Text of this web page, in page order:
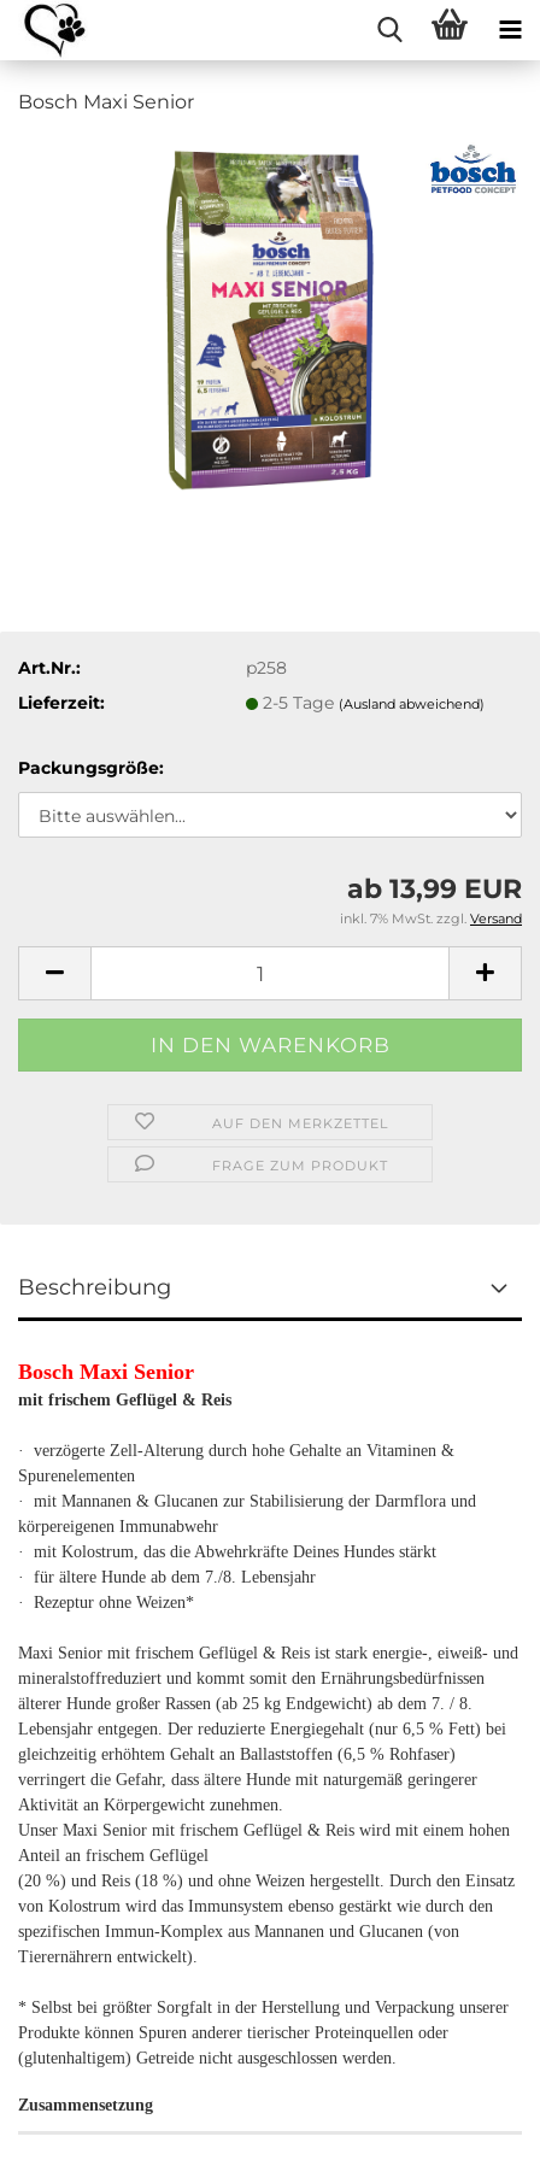
Bosch Maxi Senior
Art.Nr.:
p258
Lieferzeit:
2-5 Tage (Ausland abweichend)
Packungsgröße:
ab 13,99 EUR
inkl. 7% MwSt. zzgl. Versand
AUF DEN MERKZETTEL
FRAGE ZUM PRODUKT
Beschreibung
Bosch Maxi Senior
mit frischem Geflügel & Reis
· verzögerte Zell-Alterung durch hohe Gehalte an Vitaminen &
Spurenelementen
· mit Mannanen & Glucanen zur Stabilisierung der Darmflora und
körpereigenen Immunabwehr
· mit Kolostrum, das die Abwehrkräfte Deines Hundes stärkt
· für ältere Hunde ab dem 7./8. Lebensjahr
· Rezeptur ohne Weizen*
Maxi Senior mit frischem Geflügel & Reis ist stark energie-, eiweiß- und
mineralstoffreduziert und kommt somit den Ernährungsbedürfnissen
älterer Hunde großer Rassen (ab 25 kg Endgewicht) ab dem 7. / 8.
Lebensjahr entgegen. Der reduzierte Energiegehalt (nur 6,5 % Fett) bei
gleichzeitig erhöhtem Gehalt an Ballaststoffen (6,5 % Rohfaser)
verringert die Gefahr, dass ältere Hunde mit naturgemäß geringerer
Aktivität an Körpergewicht zunehmen.
Unser Maxi Senior mit frischem Geflügel & Reis wird mit einem hohen
Anteil an frischem Geflügel
(20 %) und Reis (18 %) und ohne Weizen hergestellt. Durch den Einsatz
von Kolostrum wird das Immunsystem ebenso gestärkt wie durch den
spezifischen Immun-Komplex aus Mannanen und Glucanen (von
Tierernährern entwickelt).
* Selbst bei größter Sorgfalt in der Herstellung und Verpackung unserer
Produkte können Spuren anderer tierischer Proteinquellen oder
(glutenhaltigem) Getreide nicht ausgeschlossen werden.
Zusammensetzung